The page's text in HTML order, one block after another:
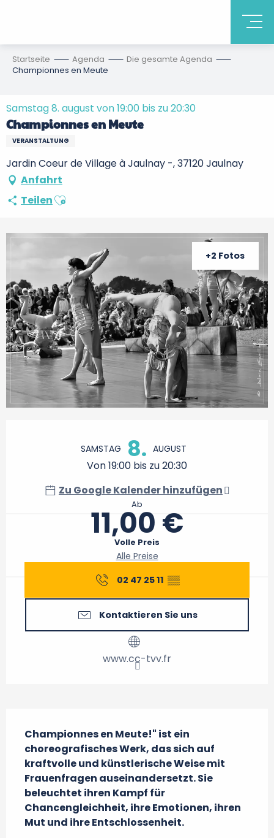
Startseite Agenda
Die gesamte Agenda
Championnes en Meute
Samstag 8. august von 19:00 bis zu 20:30
Championnes en Meute
VERANSTALTUNG
Jardin Coeur de Village à Jaulnay -, 37120 Jaulnay
Anfahrt
TeilenAjouter aux favoris
+2 Fotos
SAMSTAG 8. AUGUST
Von 19:00 bis zu 20:30
Zu Google Kalender hinzufügen
Ab
11,00 €
Volle Preis
Alle Preise
02 47 25 11 ▒▒
Kontaktieren Sie uns
www.cc-tvv.fr
Championnes en Meute!" ist ein
choreografisches Werk, das sich auf
kraftvolle und künstlerische Weise mit
Frauenfragen auseinandersetzt. Sie
beleuchtet ihren Kampf für
Chancengleichheit, ihre Emotionen, ihren
Mut und ihre Entschlossenheit.